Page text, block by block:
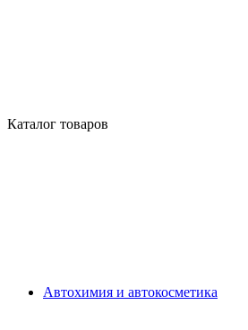
Каталог товаров
Автохимия и автокосметика